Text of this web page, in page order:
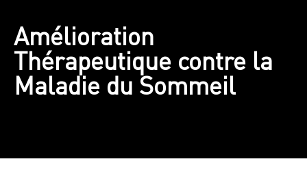
Amélioration
Thérapeutique contre la
Maladie du Sommeil